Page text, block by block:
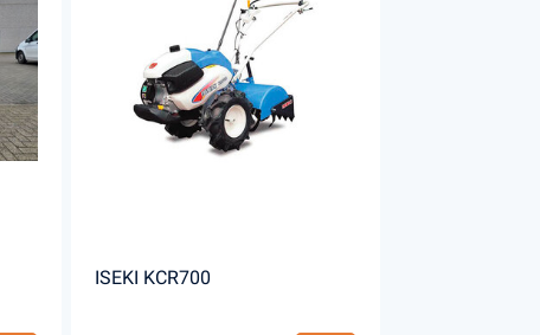
Handgereedschappen
Carburateurgereedschap
Combi-gereedschap
ISEKI KCR700